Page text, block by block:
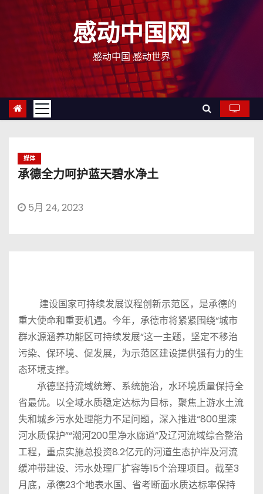
感动中国网
感动中国 感动世界
媒体
承德全力呵护蓝天碧水净土
5月 24, 2023
建设国家可持续发展议程创新示范区，是承德的
重大使命和重要机遇。今年，承德市将紧紧围绕“城市
群水源涵养功能区可持续发展”这一主题，坚定不移治
污染、保环境、促发展，为示范区建设提供强有力的生
态环境支撑。
承德坚持流域统筹、系统施治，水环境质量保持全
省最优。以全域水质稳定达标为目标，聚焦上游水土流
失和城乡污水处理能力不足问题，深入推进“800里滦
河水质保护”“潮河200里净水廊道”及辽河流域综合整治
工程，重点实施总投资8.2亿元的河道生态护岸及河流
缓冲带建设、污水处理厂扩容等15个治理项目。截至3
月底，承德23个地表水国、省考断面水质达标率保持